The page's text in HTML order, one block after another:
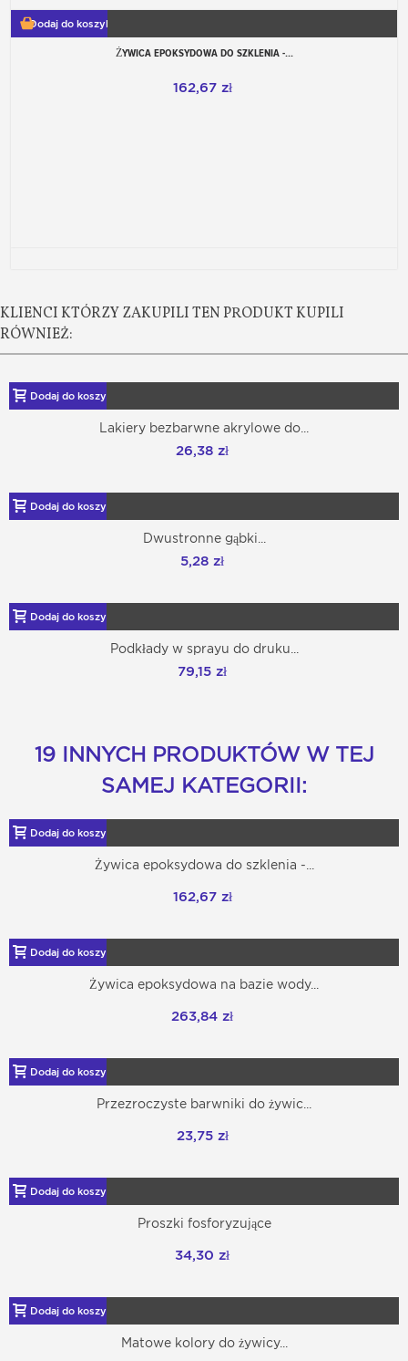
Dodaj do koszyka
ŻYWICA EPOKSYDOWA DO SZKLENIA -...
162,67 zł
KLIENCI KTÓRZY ZAKUPILI TEN PRODUKT KUPILI
RÓWNIEŻ:
Dodaj do koszyka
Lakiery bezbarwne akrylowe do...
26,38 zł
Dodaj do koszyka
Dwustronne gąbki...
5,28 zł
Dodaj do koszyka
Podkłady w sprayu do druku...
79,15 zł
19 INNYCH PRODUKTÓW W TEJ
SAMEJ KATEGORII:
Dodaj do koszyka
Żywica epoksydowa do szklenia -...
162,67 zł
Dodaj do koszyka
Żywica epoksydowa na bazie wody...
263,84 zł
Dodaj do koszyka
Przezroczyste barwniki do żywic...
23,75 zł
Dodaj do koszyka
Proszki fosforyzujące
34,30 zł
Dodaj do koszyka
Matowe kolory do żywicy...